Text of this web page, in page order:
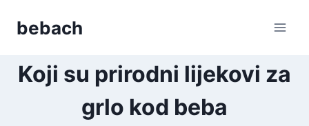
bebach
Koji su prirodni lijekovi za
grlo kod beba